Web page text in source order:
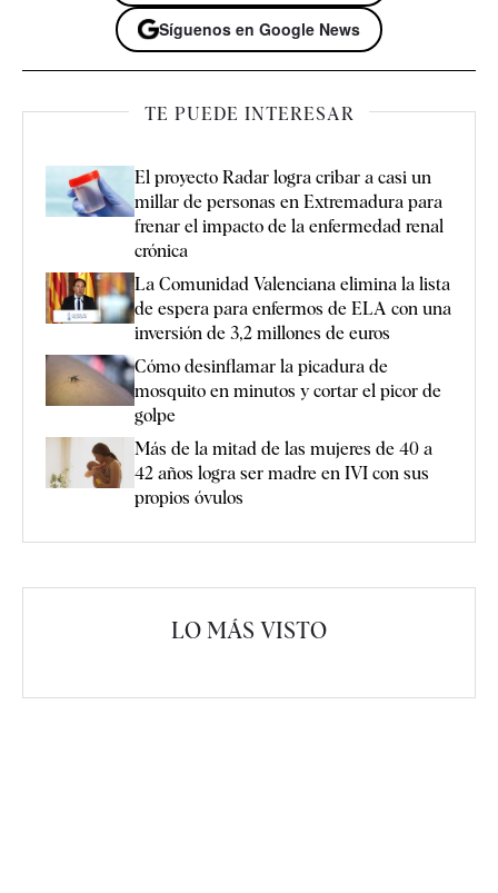
Síguenos en Google News
TE PUEDE INTERESAR
El proyecto Radar logra cribar a casi un
millar de personas en Extremadura para
frenar el impacto de la enfermedad renal
crónica
La Comunidad Valenciana elimina la lista
de espera para enfermos de ELA con una
inversión de 3,2 millones de euros
Cómo desinflamar la picadura de
mosquito en minutos y cortar el picor de
golpe
Más de la mitad de las mujeres de 40 a
42 años logra ser madre en IVI con sus
propios óvulos
LO MÁS VISTO